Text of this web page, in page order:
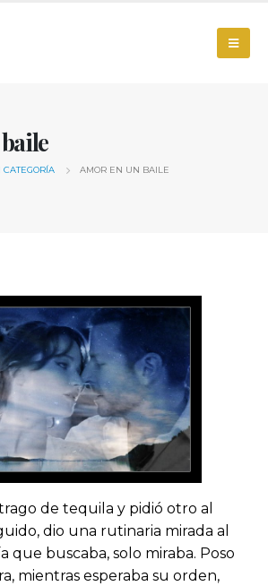
CATEGORÍA AMOR EN UN BAILE
de tequila y pidió otro al
dio una rutinaria mirada al
que buscaba, solo miraba. Poso
mientras esperaba su orden,